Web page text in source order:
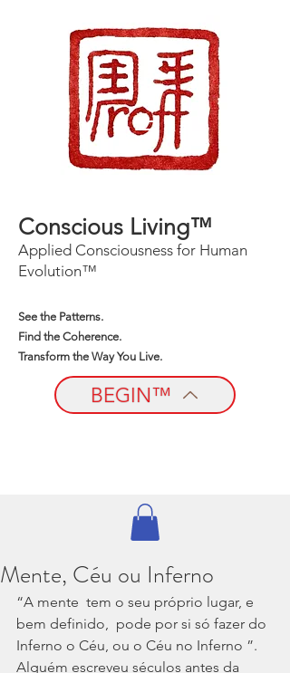
Conscious Living™
Applied Consciousness for Human
Evolution™
See the Patterns.
Find the Coherence.
Transform the Way You Live.
BEGIN™
Mente, Céu ou Inferno
“A mente  tem o seu próprio lugar, e
bem definido,  pode por si só fazer do
Inferno o Céu, ou o Céu no Inferno ”.
Alguém escreveu séculos antes da